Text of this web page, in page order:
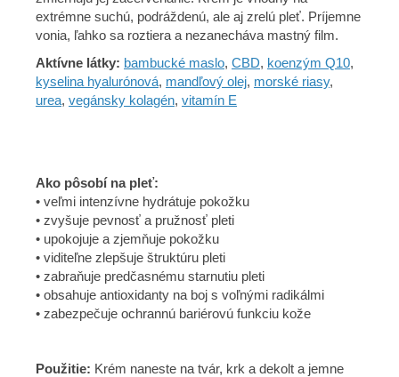
extrémne suchú, podráždenú, ale aj zrelú pleť. Príjemne
vonia, ľahko sa roztiera a nezanecháva mastný film.
Aktívne látky: bambucké maslo, CBD, koenzým Q10,
kyselina hyalurónová, mandľový olej, morské riasy,
urea, vegánsky kolagén, vitamín E
Ako pôsobí na pleť:
• veľmi intenzívne hydrátuje pokožku
• zvyšuje pevnosť a pružnosť pleti
• upokojuje a zjemňuje pokožku
• viditeľne zlepšuje štruktúru pleti
• zabraňuje predčasnému starnutiu pleti
• obsahuje antioxidanty na boj s voľnými radikálmi
• zabezpečuje ochrannú bariérovú funkciu kože
Použitie: Krém naneste na tvár, krk a dekolt a jemne